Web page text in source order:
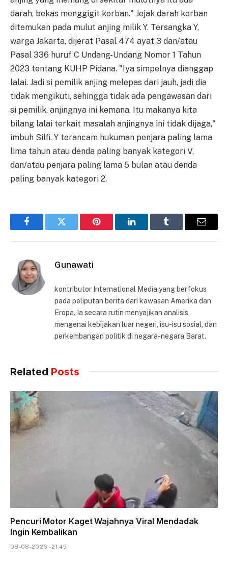
darah, bekas menggigit korban." Jejak darah korban
ditemukan pada mulut anjing milik Y. Tersangka Y,
warga Jakarta, dijerat Pasal 474 ayat 3 dan/atau
Pasal 336 huruf C Undang-Undang Nomor 1 Tahun
2023 tentang KUHP Pidana. "Iya simpelnya dianggap
lalai. Jadi si pemilik anjing melepas dari jauh, jadi dia
tidak mengikuti, sehingga tidak ada pengawasan dari
si pemilik, anjingnya ini kemana. Itu makanya kita
bilang lalai terkait masalah anjingnya ini tidak dijaga,"
imbuh Silfi. Y terancam hukuman penjara paling lama
lima tahun atau denda paling banyak kategori V,
dan/atau penjara paling lama 5 bulan atau denda
paling banyak kategori 2.
FacebookTwitter Pinterest LinkedInTumblr Email
Gunawati
kontributor International Media yang berfokus
pada peliputan berita dari kawasan Amerika dan
Eropa. Ia secara rutin menyajikan analisis
mengenai kebijakan luar negeri, isu-isu sosial, dan
perkembangan politik di negara-negara Barat.
Related Posts
Pencuri Motor Kaget Wajahnya Viral Mendadak
Ingin Kembalikan
08-08-2026 - 21.45